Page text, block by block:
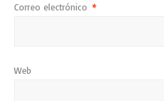
Correo electrónico *
Web